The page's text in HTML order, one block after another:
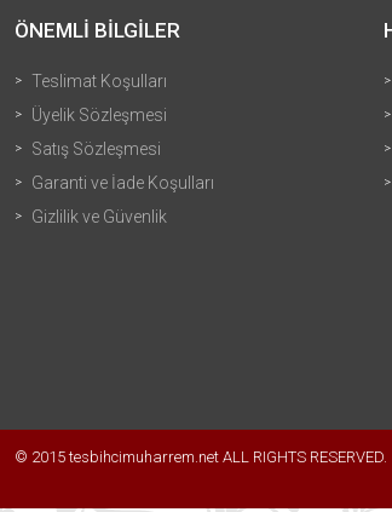
ÖNEMLİ BİLGİLER
Teslimat Koşulları
Üyelik Sözleşmesi
Satış Sözleşmesi
Garanti ve İade Koşulları
Gizlilik ve Güvenlik
© 2015 tesbihcimuharrem.net ALL RIGHTS RESERVED.